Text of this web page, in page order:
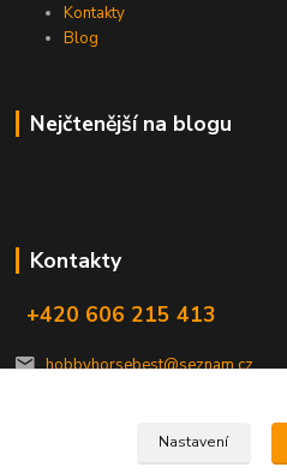
Kontakty
Blog
Nejčtenější na blogu
Kontakty
+420 606 215 413
hobbyhorsebest@seznam.cz
Nastavení